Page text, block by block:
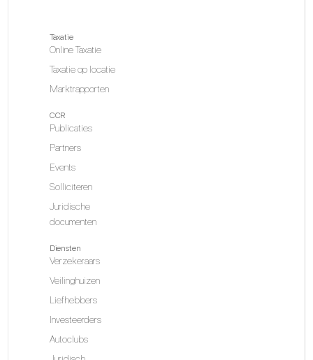
Taxatie
Online Taxatie
Taxatie op locatie
Marktrapporten
CCR
Publicaties
Partners
Events
Solliciteren
Juridische
documenten
Diensten
Verzekeraars
Veilinghuizen
Liefhebbers
Investeerders
Autoclubs